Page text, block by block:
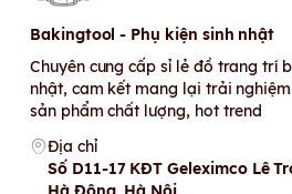
Bakingtool - Phụ kiện sinh nhật
Chuyên cung cấp sỉ lẻ đồ trang trí
nhật, cam kết mang lại trải
sản phẩm chất lượng, hot trend
Địa chỉ
Số D11-17 KĐT Geleximco Lê